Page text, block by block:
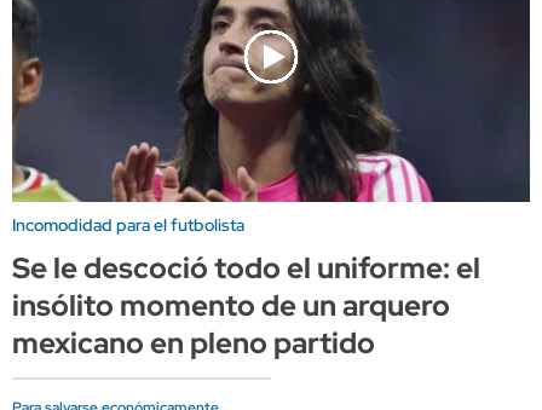
Incomodidad para el futbolista
Se le descoció todo el uniforme: el
insólito momento de un arquero
mexicano en pleno partido